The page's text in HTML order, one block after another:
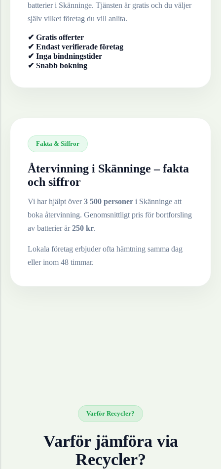
batterieri Skänninge. Tjänsten är gratis och du väljer
själv vilket företag du vill anlita.
✔ Gratis offerter
✔ Endast verifierade företag
✔ Inga bindningstider
✔ Snabb bokning
Fakta & Siffror
Återvinning i Skänninge – fakta
och siffror
Vi har hjälpt över3 500 personer i Skänninge att
boka återvinning. Genomsnittligt pris för bortforsling
av batterierär250 kr.
Lokala företag erbjuder ofta hämtning samma dag
eller inom 48 timmar.
Varför Recycler?
Varför jämföra via
Recycler?